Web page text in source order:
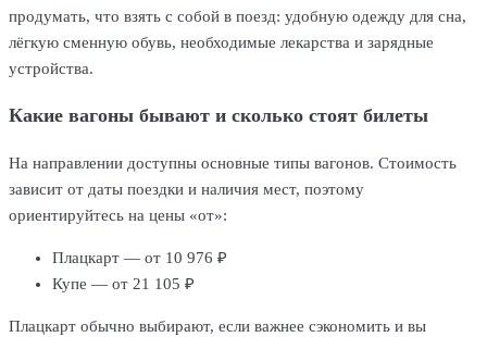
продумать, что взять с собой в поезд: удобную одежду для сна,
лёгкую сменную обувь, необходимые лекарства и зарядные
устройства.
Какие вагоны бывают и сколько стоят билеты
На направлении доступны основные типы вагонов. Стоимость
зависит от даты поездки и наличия мест, поэтому
ориентируйтесь на цены «от»:
Плацкарт — от 10 976 ₽
Купе — от 21 105 ₽
Плацкарт обычно выбирают, если важнее сэкономить и вы